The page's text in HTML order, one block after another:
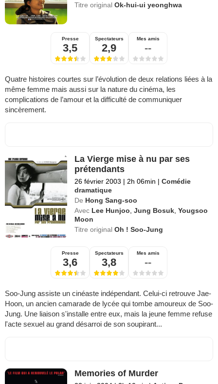
Titre originalOk-hui-ui yeonghwa
Presse
3,5
Spectateurs
2,9
Mes amis
--
Quatre histoires courtes sur l’évolution de deux relations liées à la
même femme mais aussi sur la nature du cinéma, les
complications de l’amour et la difficulté de communiquer
sincèrement.
La Vierge mise à nu par ses
prétendants
26 février 2003 | 2h 06min | Comédie
dramatique
De Hong Sang-soo
Avec Lee Hunjoo ,Jung Bosuk ,Yougsoo
Moon
Titre originalOh ! Soo-Jung
Presse
3,6
Spectateurs
3,8
Mes amis
--
Soo-Jung assiste un cinéaste indépendant. Celui-ci retrouve Jae-
Hoon, un ancien camarade de lycée qui tombe amoureux de Soo-
Jung. Une liaison s'installe entre eux, mais la jeune femme refuse
l'acte sexuel au grand désarroi de son soupirant...
Memories of Murder